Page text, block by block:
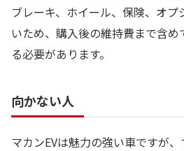
ブレーキ、ホイール、保険、オ
いため、購入後の維持費まで含
る必要があります。
向かない人
マカンEVは魅力の強い車ですが